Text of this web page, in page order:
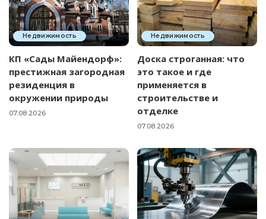
Недвижимость
КП «Сады Майендорф»:
престижная загородная
резиденция в
окружении природы
07.08.2026
Недвижимость
Доска строганная: что
это такое и где
применяется в
строительстве и
отделке
07.08.2026